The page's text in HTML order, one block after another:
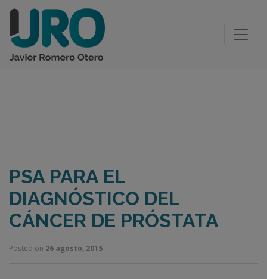
PSA PARA EL
DIAGNÓSTICO DEL
CÁNCER DE PRÓSTATA
Posted on 26 agosto, 2015